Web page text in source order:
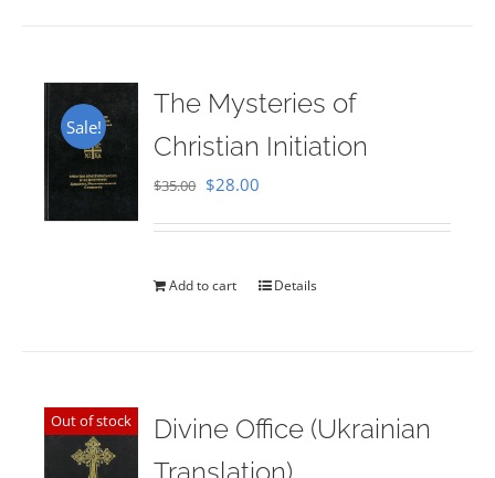
Sale!
The Mysteries of
Christian Initiation
$35.00 Original
$35.00.
$28.00
$28.00.
Add to cart Details
Out of stock
Divine Office (Ukrainian